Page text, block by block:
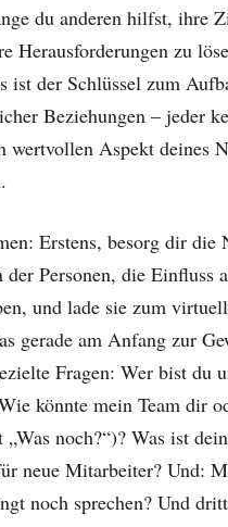
du anderen hilfst, ihre
Herausforderungen zu
ist der Schlüssel zum
Beziehungen – jeder
wertvollen Aspekt deines
Erstens, besorg dir die
Personen, die Einfluss
und lade sie zum
gerade am Anfang zur
Fragen: Wer bist du
könnte mein Team dir
noch?“)? Was ist dein
neue Mitarbeiter? Und:
noch sprechen? Und